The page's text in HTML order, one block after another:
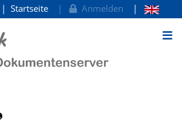
Startseite Anmelden